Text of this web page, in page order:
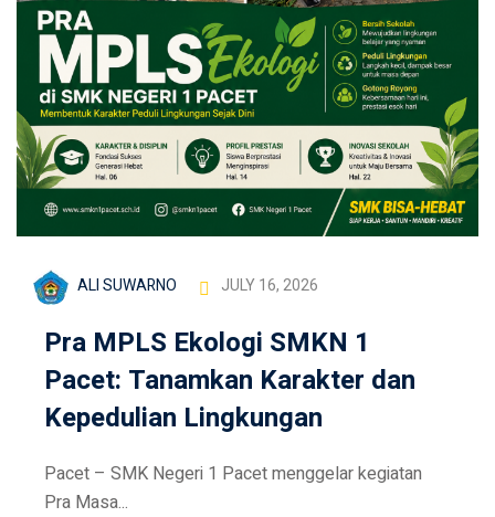
ALI SUWARNO JULY 16, 2026
Pra MPLS Ekologi SMKN 1
Pacet: Tanamkan Karakter dan
Kepedulian Lingkungan
Pacet – SMK Negeri 1 Pacet menggelar kegiatan
Pra Masa...